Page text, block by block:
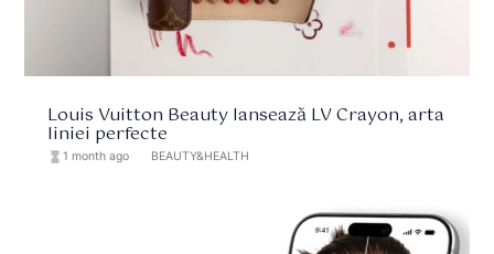
Louis Vuitton Beauty lansează LV Crayon, arta
liniei perfecte
hourglass_full 1 month ago BEAUTY&HEALTH